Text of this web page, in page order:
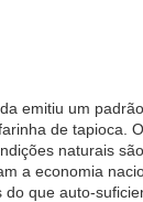
emitiu um
de tapioca.
naturais
a economia
que auto-